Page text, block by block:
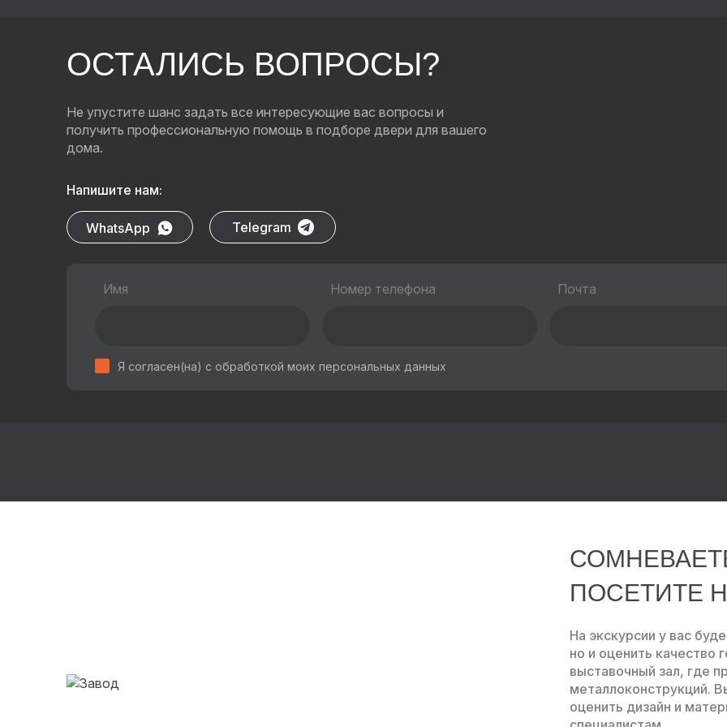
ОСТАЛИСЬ ВОПРОСЫ?
Не упустите шанс задать все интересующие вас вопросы и
получить профессиональную помощь в подборе двери для вашего
дома.
Напишите нам:
WhatsApp Telegram
Имя Номер телефона Почта
Я согласен(на) с обработкой моих персональных данных
ПОСЕТИТЕ
На экскурсии у вас
но и оценить качество
выставочный зал, где
металлоконструкций.
оценить дизайн и